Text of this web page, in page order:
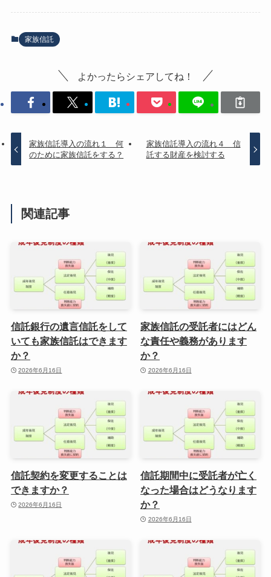
家族信託
よかったらシェアしてね！
家族信託導入の流れ１ 何
のために家族信託をする？
家族信託導入の流れ４ 信
託する財産を検討する
関連記事
信託銀行の遺言信託をして
いても家族信託はできます
か？
2026年6月16日
家族信託の受託者にはどん
な責任や義務があります
か？
2026年6月16日
信託契約を変更することは
できますか？
2026年6月16日
信託期間中に受託者が亡く
なった場合はどうなります
か？
2026年6月16日